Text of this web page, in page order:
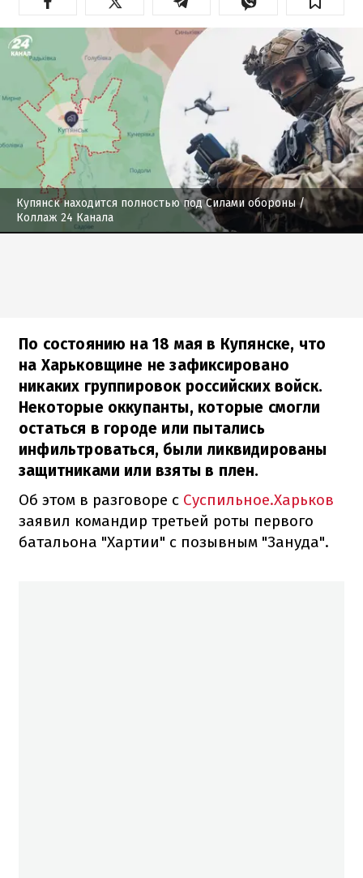
Купянск находится полностью под Силами обороны /
Коллаж 24 Канала
По состоянию на 18 мая в Купянске, что
на Харьковщине не зафиксировано
никаких группировок российских войск.
Некоторые оккупанты, которые смогли
остаться в городе или пытались
инфильтроваться, были ликвидированы
защитниками или взяты в плен.
Об этом в разговоре с Суспильное.Харьков
заявил командир третьей роты первого
батальона "Хартии" с позывным "Зануда".